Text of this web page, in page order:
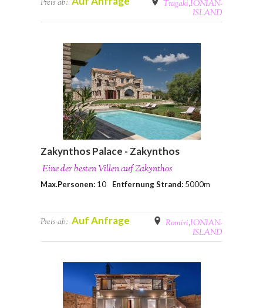
Preis ab: Tragaki,IONIAN-
ISLAND
Zakynthos Palace - Zakynthos
Eine der besten Villen auf Zakynthos
Max.Personen: 10 Entfernung Strand: 5000m
Preis ab: Auf Anfrage Romiri,IONIAN-
ISLAND